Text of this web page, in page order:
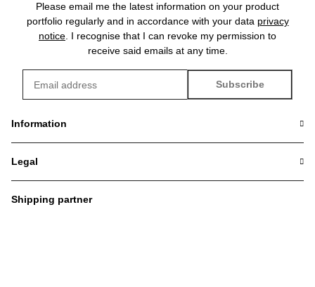
Please email me the latest information on your product
portfolio regularly and in accordance with your data privacy
notice. I recognise that I can revoke my permission to
receive said emails at any time.
Subscribe
Information
Legal
Shipping partner